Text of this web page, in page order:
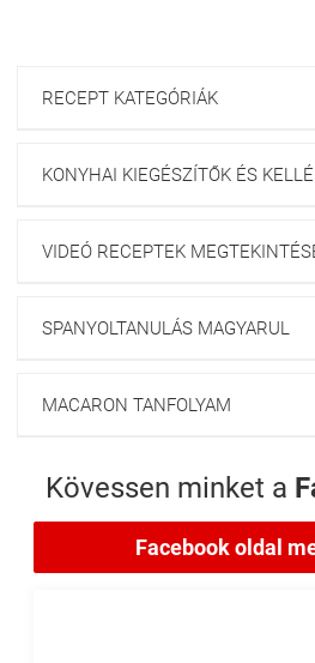
RECEPT KATEGÓRIÁK
KONYHAI KIEGÉSZÍTŐK ÉS
VIDEÓ RECEPTEK
SPANYOLTANULÁS MAGYARUL
MACARON TANFOLYAM
Kövessen minket a
Facebook oldal